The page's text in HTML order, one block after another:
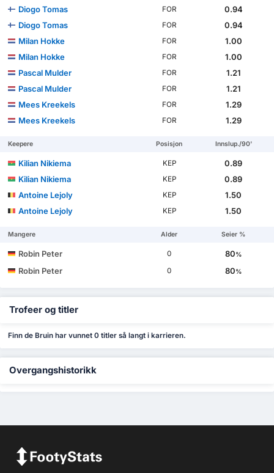
Diogo Tomas
FOR
0.94
Diogo Tomas
FOR
0.94
Milan Hokke
FOR
1.00
Milan Hokke
FOR
1.00
Pascal Mulder
FOR
1.21
Pascal Mulder
FOR
1.21
Mees Kreekels
FOR
1.29
Mees Kreekels
FOR 1.29
Keepere Posisjon Innslup./90'
Kilian Nikiema KEP
0.89
Kilian Nikiema
KEP
0.89
Antoine Lejoly
KEP
1.50
Antoine Lejoly
KEP 1.50
Mangere Alder Seier %
Robin Peter 0 80%
Robin Peter 0 80%
Trofeer og titler
Finn de Bruin har vunnet 0 titler så langt i karrieren.
Overgangshistorikk